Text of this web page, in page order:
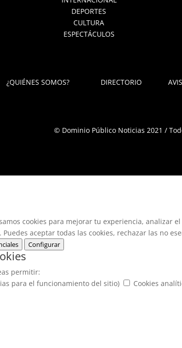
DEPORTES
CULTURA
ESPECTÁCULOS
¿QUIÉNES SOMOS? DIRECTORIO
© Dominio Público Noticias 2021 /
cookies para mejorar tu experiencia, analizar
. Puedes aceptar todas las cookies, rechazar las no
Configurar
permitir:
para el funcionamiento del sitio)
Cookies